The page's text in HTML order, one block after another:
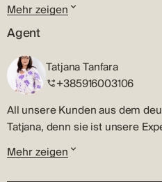
einem weiteren Badezimmer,
unüberdachten Terrasse, die
und den Blick auf die Adria zu
befindet sich ein Jacuzzi. Zur
von 27 m², was an diesem
wertvolle Besonderheit
Eleganz und modernen Stil aus
Fußbodenheizung für
über, Aluminiumfenstern mit
elektrischen Rollläden.
Mehr zeigen
Agent
Tatjana Tanfara
+385916003106
All unsere Kunden aus dem
Tatjana, denn sie ist unsere
Sprache.
Mehr zeigen